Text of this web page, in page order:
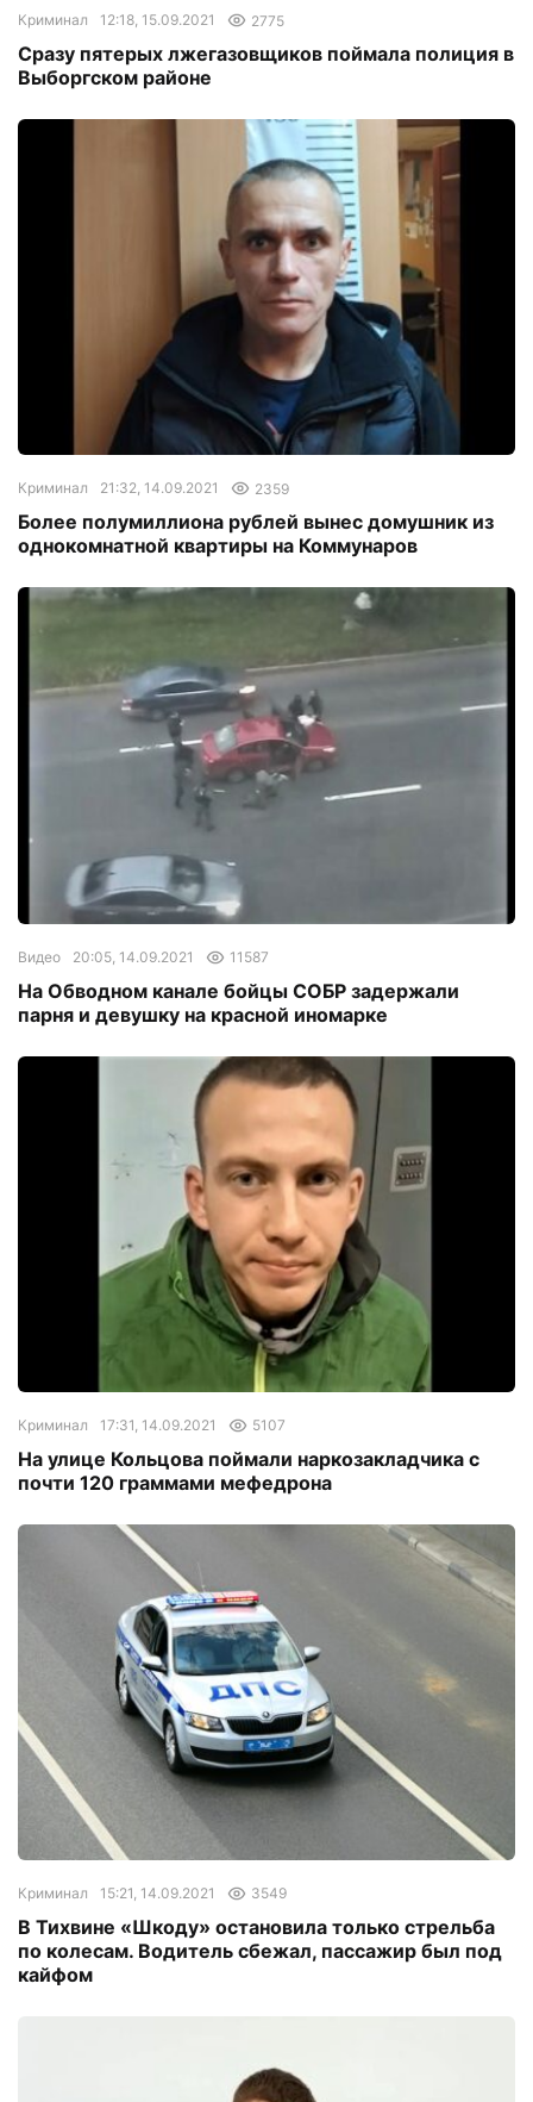
Криминал 12:18, 15.09.2021 2775
Сразу пятерых лжегазовщиков поймала полиция в
Выборгском районе
Криминал 21:32, 14.09.2021 2359
Более полумиллиона рублей вынес домушник из
однокомнатной квартиры на Коммунаров
Видео 20:05, 14.09.2021 11587
На Обводном канале бойцы СОБР задержали
парня и девушку на красной иномарке
Криминал 17:31, 14.09.2021 5107
На улице Кольцова поймали наркозакладчика с
почти 120 граммами мефедрона
Криминал 15:21, 14.09.2021 3549
В Тихвине «Шкоду» остановила только стрельба
по колесам. Водитель сбежал, пассажир был под
кайфом